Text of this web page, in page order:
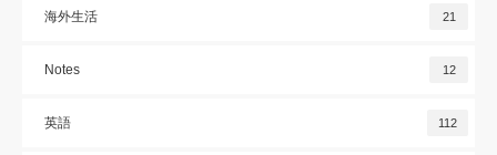
海外生活 21
Notes 12
英語 112